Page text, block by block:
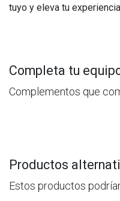
tuyo y eleva tu
Completa tu
Complementos que
Productos
Estos productos